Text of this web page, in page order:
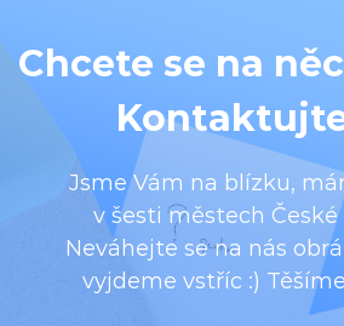
Chcete se na
Jsme Vám na blízku,
v šesti městech
Neváhejte se na nás
vyjdeme vstříc :)